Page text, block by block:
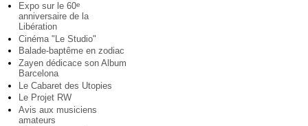
Expo sur le 60e
anniversaire de la
Libération
Cinéma "Le Studio"
Balade-baptême en zodiac
Zayen dédicace son Album
Barcelona
Le Cabaret des Utopies
Le Projet RW
Avis aux musiciens
amateurs